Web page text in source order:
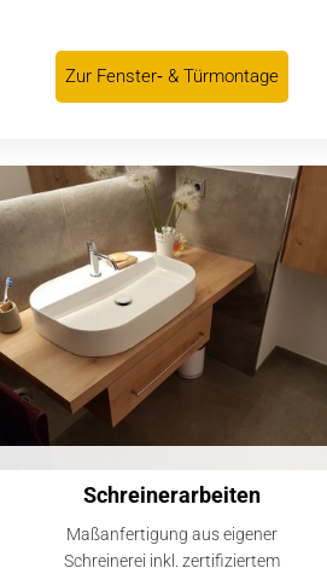
Zur Fenster‑ & Türmontage
Schreinerarbeiten
Maßanfertigung aus eigener
Schreinerei inkl. zertifiziertem